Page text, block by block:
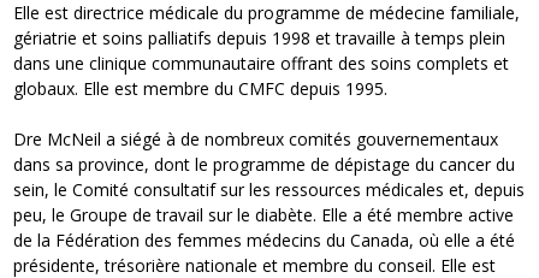
Elle est directrice médicale du programme de médecine familiale,
gériatrie et soins palliatifs depuis 1998 et travaille à temps plein
dans une clinique communautaire offrant des soins complets et
globaux. Elle est membre du CMFC depuis 1995.
Dre McNeil a siégé à de nombreux comités gouvernementaux
dans sa province, dont le programme de dépistage du cancer du
sein, le Comité consultatif sur les ressources médicales et, depuis
peu, le Groupe de travail sur le diabète. Elle a été membre active
de la Fédération des femmes médecins du Canada, où elle a été
présidente, trésorière nationale et membre du conseil. Elle est